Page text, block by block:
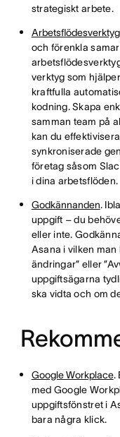
strategiskt arbete.
och förenkla
verktyg som
kraftfulla
kodning. Skapa
samman team på
kan du
synkroniserade
företag såsom
i dina arbetsflöden.
Godkännanden.
uppgift – du
eller inte.
Asana i vilken man
ändringar” eller
uppgiftsägarna
ska vidta och om
Google Workplace.
med Google
uppgiftsfönstret i
bara några klick.